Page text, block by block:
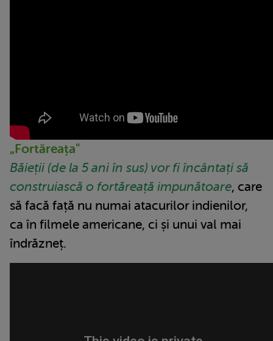
„Fortăreața"
Băieții (de la 5 ani în sus) vor fi încântați să
construiască o fortăreață impunătoare, care
să facă față nu numai atacurilor indienilor,
ca în filmele americane, ci și unui val mai
îndrăzneț.